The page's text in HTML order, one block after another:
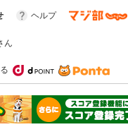
ヘルプ
ん